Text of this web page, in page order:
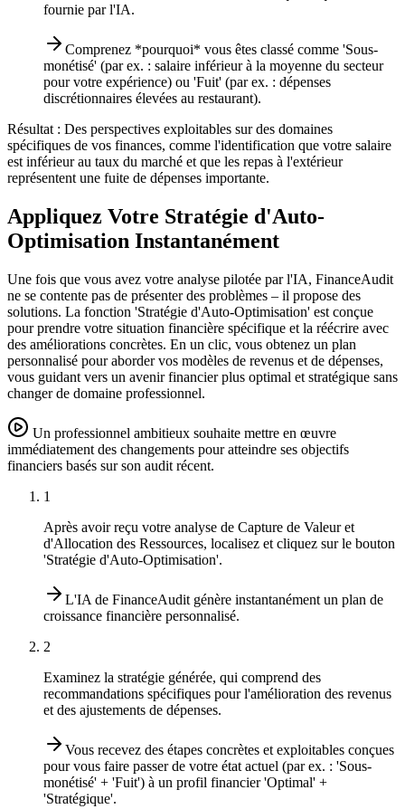
fournie par l'IA.
Comprenez *pourquoi* vous êtes classé comme 'Sous-
monétisé' (par ex. : salaire inférieur à la moyenne du secteur
pour votre expérience) ou 'Fuit' (par ex. : dépenses
discrétionnaires élevées au restaurant).
Résultat : Des perspectives exploitables sur des domaines
spécifiques de vos finances, comme l'identification que votre salaire
est inférieur au taux du marché et que les repas à l'extérieur
représentent une fuite de dépenses importante.
Appliquez Votre Stratégie d'Auto-
Optimisation Instantanément
Une fois que vous avez votre analyse pilotée par l'IA, FinanceAudit
ne se contente pas de présenter des problèmes – il propose des
solutions. La fonction 'Stratégie d'Auto-Optimisation' est conçue
pour prendre votre situation financière spécifique et la réécrire avec
des améliorations concrètes. En un clic, vous obtenez un plan
personnalisé pour aborder vos modèles de revenus et de dépenses,
vous guidant vers un avenir financier plus optimal et stratégique sans
changer de domaine professionnel.
Un professionnel ambitieux souhaite mettre en œuvre
immédiatement des changements pour atteindre ses objectifs
financiers basés sur son audit récent.
1
Après avoir reçu votre analyse de Capture de Valeur et
d'Allocation des Ressources, localisez et cliquez sur le bouton
'Stratégie d'Auto-Optimisation'.
L'IA de FinanceAudit génère instantanément un plan de
croissance financière personnalisé.
2
Examinez la stratégie générée, qui comprend des
recommandations spécifiques pour l'amélioration des revenus
et des ajustements de dépenses.
Vous recevez des étapes concrètes et exploitables conçues
pour vous faire passer de votre état actuel (par ex. : 'Sous-
monétisé' + 'Fuit') à un profil financier 'Optimal' +
'Stratégique'.